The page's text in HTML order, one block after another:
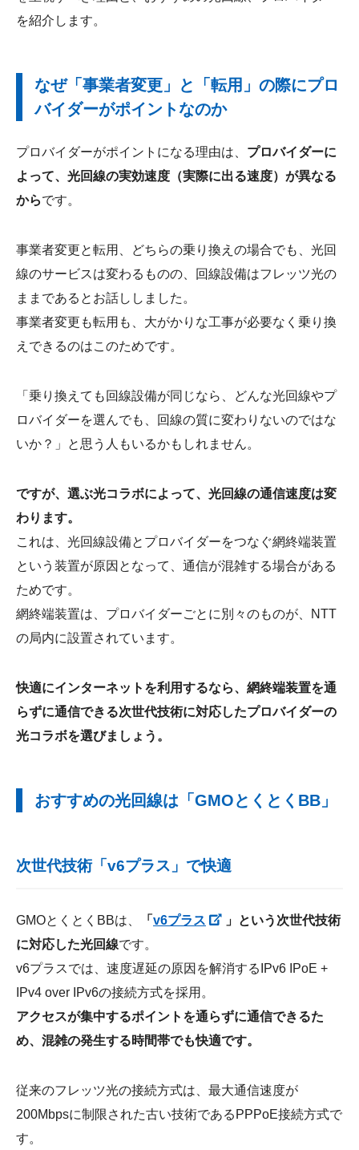
を紹介します。
なぜ「事業者変更」と「転用」の際にプロ
バイダーがポイントなのか
プロバイダーがポイントになる理由は、 プロバイダーに
よって、光回線の実効速度（実際に出る速度）が異なる
からです。
事業者変更と転用、どちらの乗り換えの場合でも、光回
線のサービスは変わるものの、回線設備はフレッツ光の
ままであるとお話ししました。
事業者変更も転用も、大がかりな工事が必要なく乗り換
えできるのはこのためです。
「乗り換えても回線設備が同じなら、どんな光回線やプ
ロバイダーを選んでも、回線の質に変わりないのではな
いか？」と思う人もいるかもしれません。
ですが、選ぶ光コラボによって、光回線の通信速度は変
わります。
これは、光回線設備とプロバイダーをつなぐ網終端装置
という装置が原因となって、通信が混雑する場合がある
ためです。
網終端装置は、プロバイダーごとに別々のものが、NTT
の局内に設置されています。
快適にインターネットを利用するなら、網終端装置を通
らずに通信できる次世代技術に対応したプロバイダーの
光コラボを選びましょう。
おすすめの光回線は「GMOとくとくBB」
次世代技術「v6プラス」で快適
GMOとくとくBBは、 「 v6プラス
」という次世代技術
に対応した光回線です。
v6プラスでは、速度遅延の原因を解消するIPv6 IPoE +
IPv4 over IPv6の接続方式を採用。
アクセスが集中するポイントを通らずに通信できるた
め、混雑の発生する時間帯でも快適です。
従来のフレッツ光の接続方式は、最大通信速度が
200Mbpsに制限された古い技術であるPPPoE接続方式で
す。